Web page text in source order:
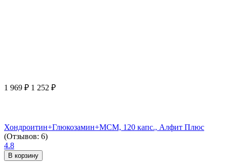
1 969 ₽ 1 252 ₽
Хондроитин+Глюкозамин+МСМ, 120 капс., Алфит Плюс
(Отзывов: 6)
4.8
В корзину